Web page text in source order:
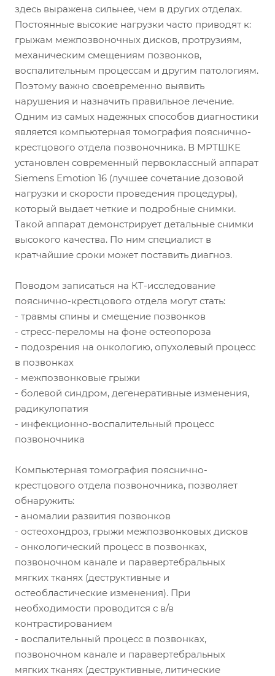
здесь выражена сильнее, чем в других отделах.
Постоянные высокие нагрузки часто приводят к:
грыжам межпозвоночных дисков, протрузиям,
механическим смещениям позвонков,
воспалительным процессам и другим патологиям.
Поэтому важно своевременно выявить
нарушения и назначить правильное лечение.
Одним из самых надежных способов диагностики
является компьютерная томография пояснично-
крестцового отдела позвоночника. В МРТШКЕ
установлен современный первоклассный аппарат
Siemens Emotion 16 (лучшее сочетание дозовой
нагрузки и скорости проведения процедуры),
который выдает четкие и подробные снимки.
Такой аппарат демонстрирует детальные снимки
высокого качества. По ним специалист в
кратчайшие сроки может поставить диагноз.
Поводом записаться на КТ-исследование
пояснично-крестцового отдела могут стать:
- травмы спины и смещение позвонков
- стресс-переломы на фоне остеопороза
- подозрения на онкологию, опухолевый процесс
в позвонках
- межпозвонковые грыжи
- болевой синдром, дегенеративные изменения,
радикулопатия
- инфекционно-воспалительный процесс
позвоночника
Компьютерная томография пояснично-
крестцового отдела позвоночника, позволяет
обнаружить:
- аномалии развития позвонков
- остеохондроз, грыжи межпозвонковых дисков
- онкологический процесс в позвонках,
позвоночном канале и паравертебральных
мягких тканях (деструктивные и
остеобластические изменения). При
необходимости проводится с в/в
контрастированием
- воспалительный процесс в позвонках,
позвоночном канале и паравертебральных
мягких тканях (деструктивные, литические